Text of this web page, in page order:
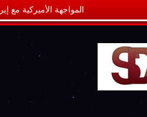
المواجهة الأميركية مع